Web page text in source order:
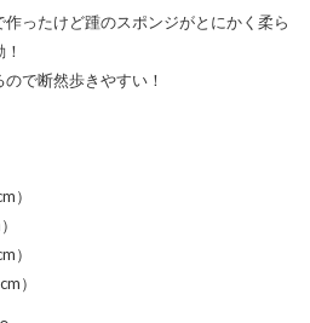
作ったけど踵のスポンジがとにかく柔ら
で断然歩きやすい！
）
）
）